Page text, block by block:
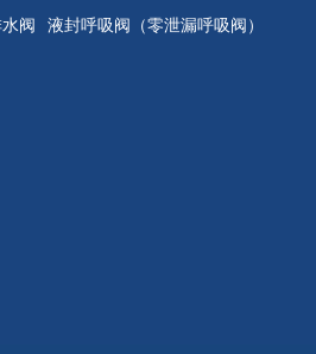
阀
液封呼吸阀（零泄漏呼吸阀）